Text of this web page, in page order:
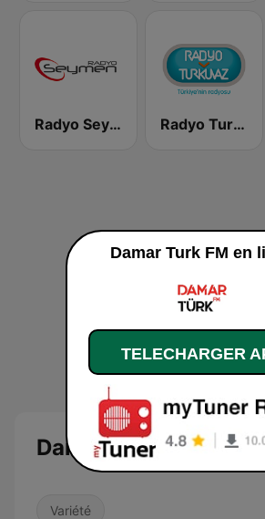
Radyo Seymen Radyo Turkuvaz
Damar Turk FM
Variété
Damar Turk FM en
TELECHARGER